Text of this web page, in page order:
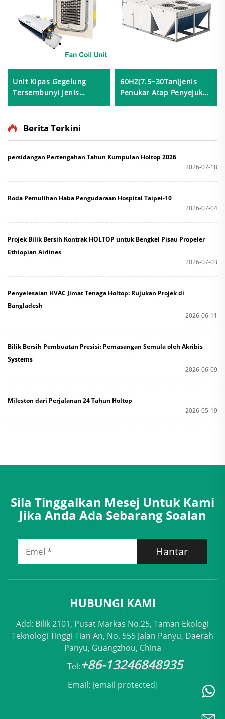
Unit Kipas Gegelung
Tersembunyi Jenis
Kaset/Ducted
60HZ(7.5~30Tan)Jenis
Penukar Atap Penyejuk
Udara
Berita Terkini
persidangan Pertengahan Tahun Kumpulan Holtop 2026
2026-07-18
Roda Pemulihan Haba Pengudaraan Hospital Taipei-10
2026-07-04
Projek Bilik Bersih Kontrak HOLTOP untuk Bengkel Pisau Propeler
Ethiopian Airlines
2026-07-03
Penyelesaian HVAC Jimat Tenaga Holtop: Rujukan Projek di
Bangladesh
2026-06-11
Bilik Bersih Pembuatan Presisi: Pemasangan Semula oleh Akribis
Systems
2026-06-09
Mileston dari Perjalanan 24 Tahun Holtop
2026-05-19
Sila Tinggalkan Mesej Untuk Kami
Jika Anda Ada Sebarang Soalan
Hantar
HUBUNGI KAMI
Add: Bilik 2101, Pusat Markas No.25, Taman Ekologi
Teknologi Tinggi Tian An, No. 555 Jalan Panyu, Daerah
Panyu, Guangzhou, China
Tel:+86-13246848935
Email: [email protected]